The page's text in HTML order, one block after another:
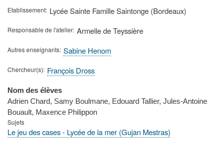
Etablissement Lycée Sainte Famille Saintonge (Bordeaux)
Responsable de l'atelier Armelle de Teyssière
Autres enseignants Sabine Henom
Chercheur(s) François Dross
Nom des élèves
Adrien Chard, Samy Boulmane, Edouard Tallier, Jules-Antoine
Bouault, Maxence Philippon
Sujets
Le jeu des cases - Lycée de la mer (Gujan Mestras)